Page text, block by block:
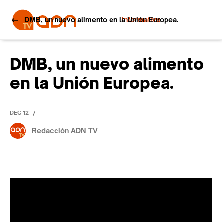
Informativo
DMB, un nuevo alimento en la Unión Europea.
DMB, un nuevo alimento
en la Unión Europea.
DEC 12 /
Redacción ADN TV